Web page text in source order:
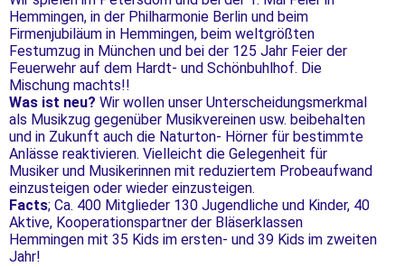
Hemmingen, in der Philharmonie Berlin und beim
Firmenjubiläum in Hemmingen, beim weltgrößten
Festumzug in München und bei der 125 Jahr Feier der
Feuerwehr auf dem Hardt- und Schönbuhlhof. Die
Mischung machts!!
Was ist neu? Wir wollen unser Unterscheidungsmerkmal
als Musikzug gegenüber Musikvereinen usw. beibehalten
und in Zukunft auch die Naturton- Hörner für bestimmte
Anlässe reaktivieren. Vielleicht die Gelegenheit für
Musiker und Musikerinnen mit reduziertem Probeaufwand
einzusteigen oder wieder einzusteigen.
Facts; Ca. 400 Mitglieder 130 Jugendliche und Kinder, 40
Aktive, Kooperationspartner der Bläserklassen
Hemmingen mit 35 Kids im ersten- und 39 Kids im zweiten
Jahr!